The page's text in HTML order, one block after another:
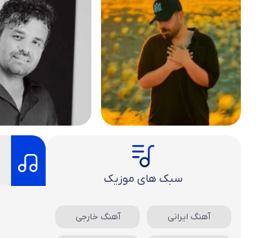
سبک های موزیک
آهنگ ایرانی آهنگ خارجی